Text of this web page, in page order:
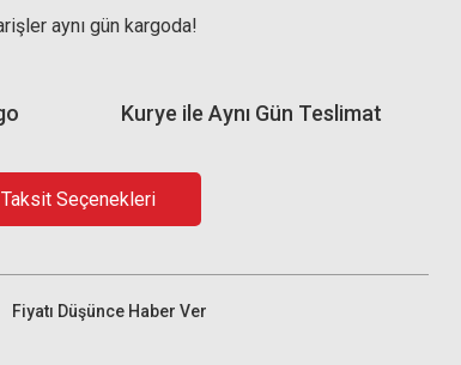
aynı gün kargoda!
Kurye ile Aynı Gün Teslimat
Taksit Seçenekleri
Fiyatı Düşünce Haber Ver